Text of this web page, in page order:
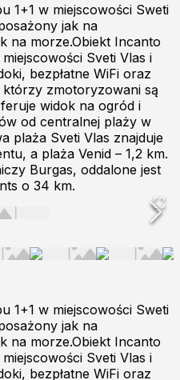
1+1 w miejscowości Sweti
jak na
na morze.Obiekt Incanto
Sveti Vlas i
bezpłatne WiFi oraz
zmotoryzowani są
widok na ogród i
od centralnej plaży w
plaża Sveti Vlas znajduje
a plaża Venid – 1,2 km.
Burgas, oddalone jest
o 34 km.
1+1 w miejscowości Sweti
jak na
na morze.Obiekt Incanto
Sveti Vlas i
bezpłatne WiFi oraz